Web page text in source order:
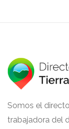
Somos el
trabajadora del